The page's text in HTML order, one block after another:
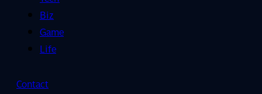
Biz
Game
Life
Contact